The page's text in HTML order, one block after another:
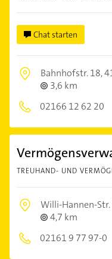
Chat starten
Bahnhofstr. 18,
3,6 km
02166 12 62 20
TREUHAND- UND
Willi-Hannen-Str.
4,7 km
02161 9 77 97-0